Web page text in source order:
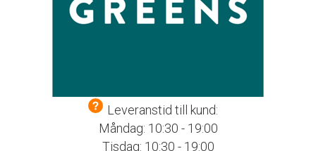
Leveranstid till kund:
Måndag: 10:30 - 19:00
Tisdag: 10:30 - 19:00